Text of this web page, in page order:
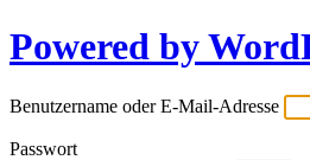
Powered by
Benutzername oder E-Mail-Adresse
Passwort